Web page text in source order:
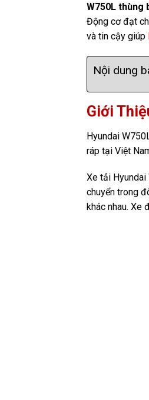
W750L thùng
Động cơ đạt
và tin cậy giúp
Nội dung
Giới
Hyundai
ráp tại Việt
Xe tải
chuyển trong
khác nhau. Xe